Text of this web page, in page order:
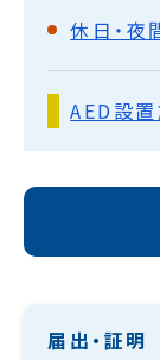
休日・
AED設
届出・証明